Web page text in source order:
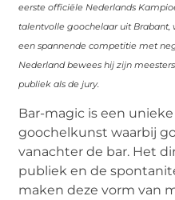
eerste officiële Nederlands
talentvolle goochelaar uit
een spannende competitie met
Nederland bewees hij zijn
publiek als de jury.
Bar-magic is een
goochelkunst waarbij
vanachter de bar. Het
publiek en de
maken deze vorm van